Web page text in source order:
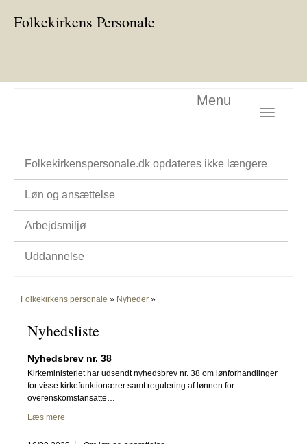
Folkekirkens Personale
Toggle
Menu
Folkekirkenspersonale.dk opdateres ikke længere
Løn og ansættelse
Arbejdsmiljø
Uddannelse
Folkekirkens personale » Nyheder »
Nyhedsliste
Nyhedsbrev nr. 38
Kirkeministeriet har udsendt nyhedsbrev nr. 38 om lønforhandlinger
for visse kirkefunktionærer samt regulering af lønnen for
overenskomstansatte…
Læs mere